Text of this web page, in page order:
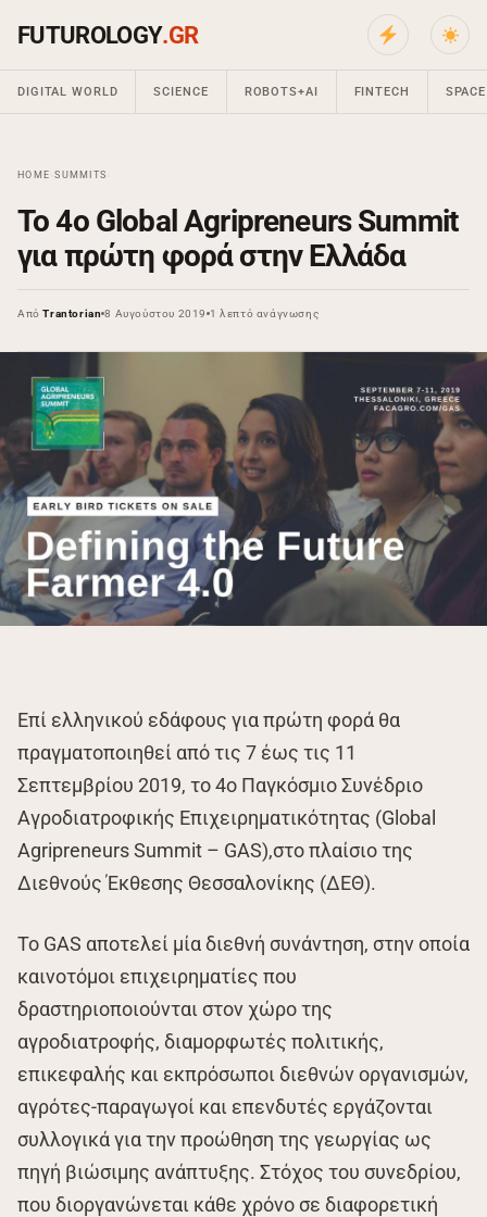
FUTUROLOGY.GR
DIGITAL WORLD SCIENCE ROBOTS+AI FINTECH SPACE
HOME ›SUMMITS
Το 4ο Global Agripreneurs Summit
για πρώτη φορά στην Ελλάδα
ΑπόTrantorian 8 Αυγούστου 2019 1 λεπτό ανάγνωσης
Επί ελληνικού εδάφους για πρώτη φορά θα
πραγματοποιηθεί από τις 7 έως τις 11
Σεπτεμβρίου 2019, το 4ο Παγκόσμιο Συνέδριο
Αγροδιατροφικής Επιχειρηματικότητας (Global
Agripreneurs Summit – GAS),στο πλαίσιο της
Διεθνούς Έκθεσης Θεσσαλονίκης (ΔΕΘ).
Το GAS αποτελεί μία διεθνή συνάντηση, στην οποία
καινοτόμοι επιχειρηματίες που
δραστηριοποιούνται στον χώρο της
αγροδιατροφής, διαμορφωτές πολιτικής,
επικεφαλής και εκπρόσωποι διεθνών οργανισμών,
αγρότες-παραγωγοί και επενδυτές εργάζονται
συλλογικά για την προώθηση της γεωργίας ως
πηγή βιώσιμης ανάπτυξης. Στόχος του συνεδρίου,
που διοργανώνεται κάθε χρόνο σε διαφορετική